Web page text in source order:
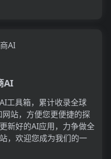
AI
工具箱，累计收录全球
站，方便您更便捷的探
新好的AI应用，力争做全
，欢迎您成为我们的一